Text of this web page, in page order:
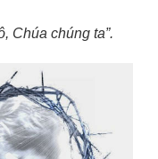
Chúa chúng ta”.